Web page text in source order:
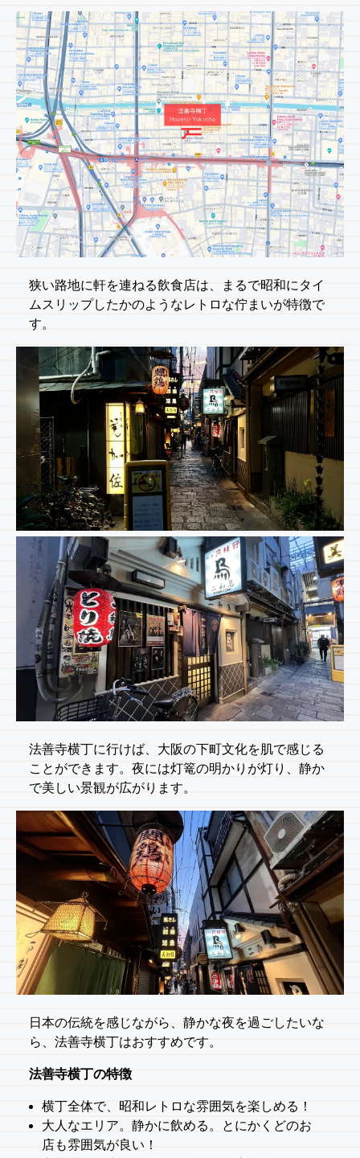
狭い路地に軒を連ねる飲食店は、まるで昭和にタイ
ムスリップしたかのようなレトロな佇まいが特徴で
す。
法善寺横丁に行けば、大阪の下町文化を肌で感じる
ことができます。夜には灯篭の明かりが灯り、静か
で美しい景観が広がります。
日本の伝統を感じながら、静かな夜を過ごしたいな
ら、法善寺横丁はおすすめです。
法善寺横丁の特徴
横丁全体で、昭和レトロな雰囲気を楽しめる！
大人なエリア。静かに飲める。とにかくどのお
店も雰囲気が良い！